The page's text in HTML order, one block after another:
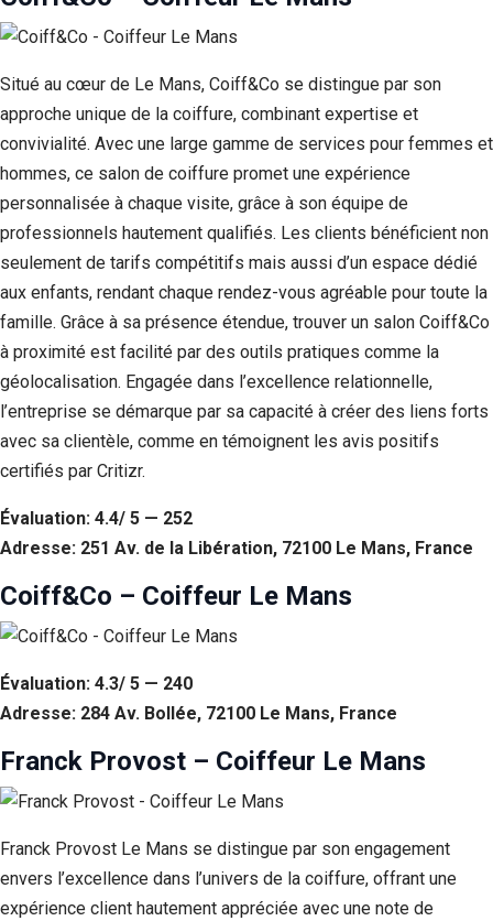
Situé au cœur de Le Mans, Coiff&Co se distingue par son
approche unique de la coiffure, combinant expertise et
convivialité. Avec une large gamme de services pour femmes et
hommes, ce salon de coiffure promet une expérience
personnalisée à chaque visite, grâce à son équipe de
professionnels hautement qualifiés. Les clients bénéficient non
seulement de tarifs compétitifs mais aussi d’un espace dédié
aux enfants, rendant chaque rendez-vous agréable pour toute la
famille. Grâce à sa présence étendue, trouver un salon Coiff&Co
à proximité est facilité par des outils pratiques comme la
géolocalisation. Engagée dans l’excellence relationnelle,
l’entreprise se démarque par sa capacité à créer des liens forts
avec sa clientèle, comme en témoignent les avis positifs
certifiés par Critizr.
Évaluation: 4.4/ 5 — 252
Adresse: 251 Av. de la Libération, 72100 Le Mans, France
Coiff&Co – Coiffeur Le Mans
Évaluation: 4.3/ 5 — 240
Adresse: 284 Av. Bollée, 72100 Le Mans, France
Franck Provost – Coiffeur Le Mans
Franck Provost Le Mans se distingue par son engagement
envers l’excellence dans l’univers de la coiffure, offrant une
expérience client hautement appréciée avec une note de